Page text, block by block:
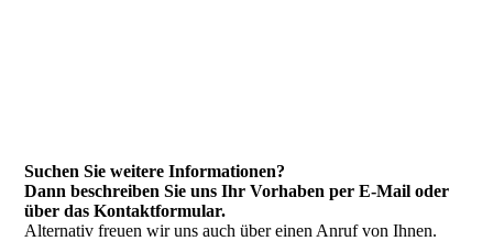
Suchen Sie weitere Informationen?
Dann beschreiben Sie uns Ihr Vorhaben per E-Mail oder
über das Kontakt­formular.
Alternativ freuen wir uns auch über einen Anruf von Ihnen.